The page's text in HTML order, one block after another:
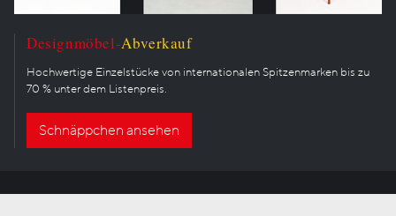
Designmöbel-Abverkauf
Hochwertige Einzelstücke von internationalen Spitzenmarken bis zu
70 % unter dem Listenpreis.
Schnäppchen ansehen